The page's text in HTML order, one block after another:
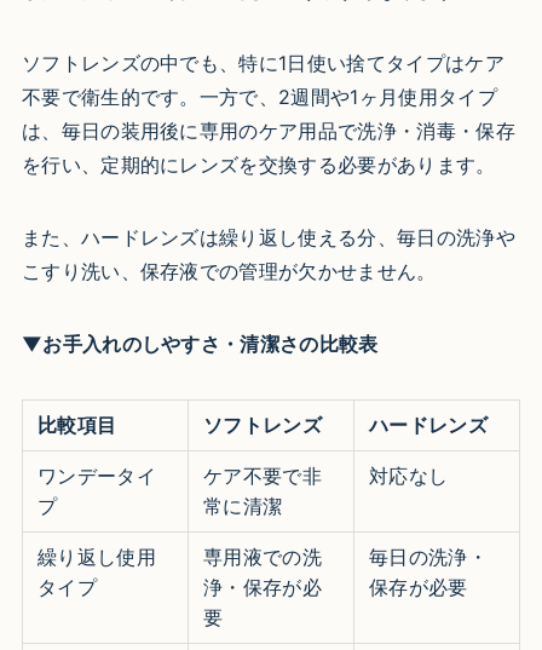
ソフトレンズの中でも、特に1日使い捨てタイプはケア
不要で衛生的です。一方で、2週間や1ヶ月使用タイプ
は、毎日の装用後に専用のケア用品で洗浄・消毒・保存
を行い、定期的にレンズを交換する必要があります。
また、ハードレンズは繰り返し使える分、毎日の洗浄や
こすり洗い、保存液での管理が欠かせません。
▼お手入れのしやすさ・清潔さの比較表
比較項目 ソフトレンズ ハードレンズ
ワンデータイ
プ
ケア不要で非
常に清潔
対応なし
繰り返し使用
タイプ
専用液での洗
浄・保存が必
要
毎日の洗浄・
保存が必要